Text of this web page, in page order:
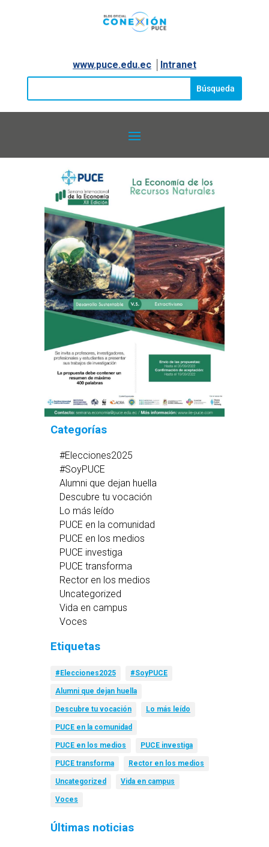
www.puce.edu.ec│ Intranet
Categorías
#Elecciones2025
#SoyPUCE
Alumni que dejan huella
Descubre tu vocación
Lo más leído
PUCE en la comunidad
PUCE en los medios
PUCE investiga
PUCE transforma
Rector en los medios
Uncategorized
Vida en campus
Voces
Etiquetas
#Elecciones2025 #SoyPUCE
Alumni que dejan huella
Descubre tu vocación Lo más leído
PUCE en la comunidad
PUCE en los medios PUCE investiga
PUCE transforma Rector en los medios
Uncategorized Vida en campus
Voces
Últimas noticias